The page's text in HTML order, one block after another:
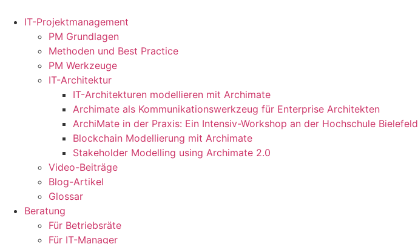
Inhalt
springen
IT-Projektmanagement
PM Grundlagen
Methoden und Best Practice
PM Werkzeuge
IT-Architektur
IT-Architekturen modellieren mit Archimate
Archimate als Kommunikationswerkzeug für Enterprise Architekten
ArchiMate in der Praxis: Ein Intensiv-Workshop an der Hochschule Bielefeld
Blockchain Modellierung mit Archimate
Stakeholder Modelling using Archimate 2.0
Video-Beiträge
Blog-Artikel
Glossar
Beratung
Für Betriebsräte
Für IT-Manager